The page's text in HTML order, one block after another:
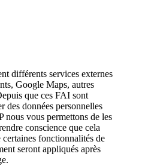
différents services externes
Google Maps, autres
que ces FAI sont
des données personnelles
nous vous permettons de les
conscience que cela
fonctionnalités de
seront appliqués après